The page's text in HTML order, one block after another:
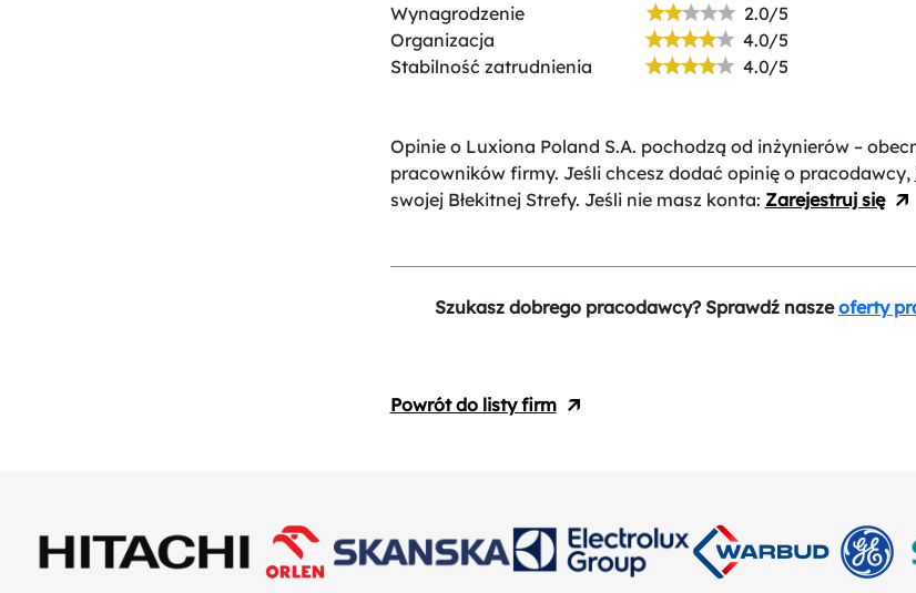
Wynagrodzenie
2.0/5
Organizacja
4.0/5
Stabilność zatrudnienia
4.0/5
Opinie o Luxiona Poland S.A. pochodzą od inżynierów –
pracowników firmy. Jeśli chcesz dodać opinię o pracodawcy,
swojej Błekitnej Strefy. Jeśli nie masz konta: Zarejestruj się
Szukasz dobrego pracodawcy? Sprawdź naszeoferty
Powrót do listy firm